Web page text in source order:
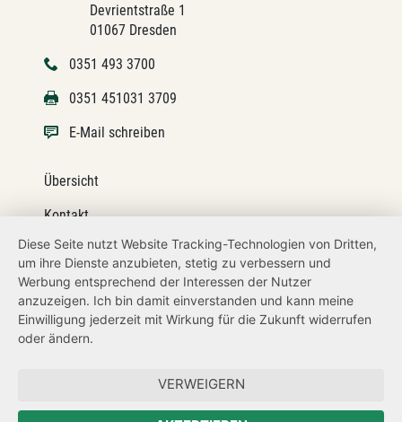
Devrientstraße 1
01067 Dresden
0351 493 3700
0351 451031 3709
E-Mail schreiben
Übersicht
Kontakt
Impressum
Datenschutz
Transparenzanspruch
Diese Seite nutzt Website Tracking-Technologien von Dritten,
um ihre Dienste anzubieten, stetig zu verbessern und
Werbung entsprechend der Interessen der Nutzer
anzuzeigen. Ich bin damit einverstanden und kann meine
Einwilligung jederzeit mit Wirkung für die Zukunft widerrufen
oder ändern.
VERWEIGERN